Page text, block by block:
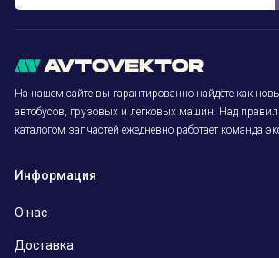
На нашем сайте вы гарантированно найдёте как
автобусов, грузовых и легковых машин. Над
каталогом запчастей ежедневно работает команда
Информация
О нас
Доставка